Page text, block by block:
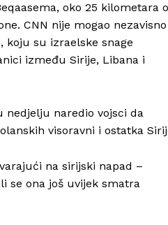
oko 25 kilometara
CNN nije mogao nezavisno
koju su izraelske snage
između Sirije, Libana i
nedjelju naredio vojsci da
visoravni i ostatka
na sirijski napad –
se ona još uvijek smatra